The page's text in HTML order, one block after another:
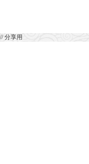
// 分享用